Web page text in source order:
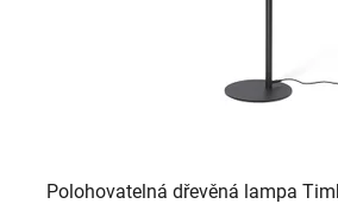
Polohovatelná dřevěná lampa